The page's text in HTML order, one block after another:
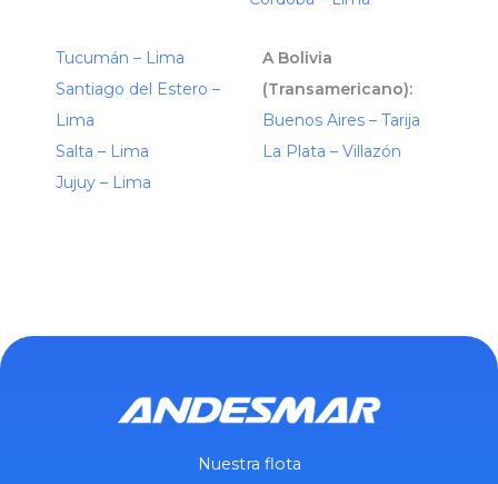
Tucumán – Lima
Santiago del Estero –
Lima
Salta – Lima
Jujuy – Lima
A Bolivia
(Transamericano):
Buenos Aires – Tarija
La Plata – Villazón
Nuestra flota